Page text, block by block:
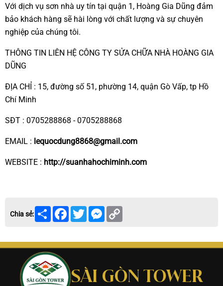
Với dịch vụ sơn nhà uy tín tại quận 1, Hoàng Gia Dũng đảm
bảo khách hàng sẽ hài lòng với chất lượng và sự chuyên
nghiệp của chúng tôi.
THÔNG TIN LIÊN HỆ CÔNG TY SỬA CHỮA NHÀ HOÀNG GIA
DŨNG
ĐỊA CHỈ : 15, đường số 51, phường 14, quận Gò Vấp, tp Hồ
Chí Minh
SĐT : 0705288868 - 0705288868
EMAIL : lequocdung8868@gmail.com
WEBSITE : http://suanhahochiminh.com
Chia sẻ: Share Facebook
TwitterMessenger
SÀI GÒN TOWER